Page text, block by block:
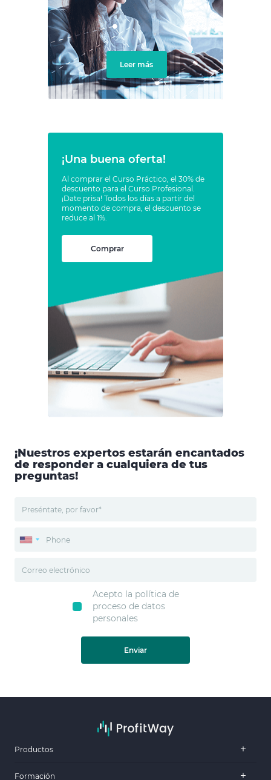
Leer más
¡Una buena oferta!
Al comprar el Curso Práctico, el 30% de
descuento para el Curso Profesional.
¡Date prisa! Todos los días a partir del
momento de compra, el descuento se
reduce al 1%.
Comprar
¡Nuestros expertos estarán encantados
de responder a cualquiera de tus
preguntas!
Acepto la política de
proceso de datos
personales
Enviar
Productos
Formación